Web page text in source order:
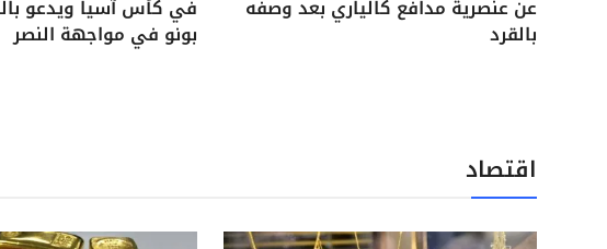
عن عنصرية مدافع كالياري بعد وصفه
بالقرد
في كأس آسيا ويدعو
بونو في مواجهة النصر
اقتصاد